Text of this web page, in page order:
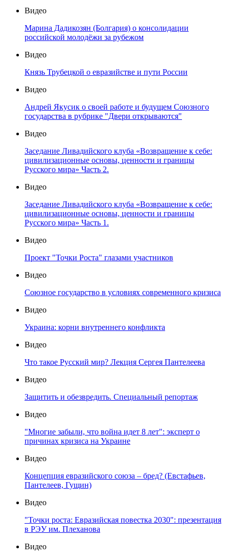
Видео
Марина Дадикозян (Болгария) о консолидации
российской молодёжи за рубежом
Видео
Князь Трубецкой о евразийстве и пути России
Видео
Андрей Якусик о своей работе и будущем Союзного
государства в рубрике "Двери открываются"
Видео
Заседание Ливадийского клуба «Возвращение к себе:
цивилизационные основы, ценности и границы
Русского мира» Часть 2.
Видео
Заседание Ливадийского клуба «Возвращение к себе:
цивилизационные основы, ценности и границы
Русского мира» Часть 1.
Видео
Проект "Точки Роста" глазами участников
Видео
Союзное государство в условиях современного кризиса
Видео
Украина: корни внутреннего конфликта
Видео
Что такое Русский мир? Лекция Сергея Пантелеева
Видео
Защитить и обезвредить. Специальный репортаж
Видео
"Многие забыли, что война идет 8 лет": эксперт о
причинах кризиса на Украине
Видео
Концепция евразийского союза – бред? (Евстафьев,
Пантелеев, Гущин)
Видео
"Точки роста: Евразийская повестка 2030": презентация
в РЭУ им. Плеханова
Видео